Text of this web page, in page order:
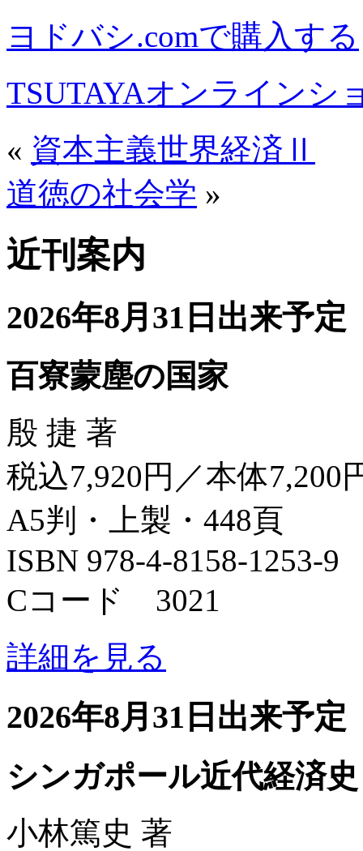
ヨドバシ.comで購入する
TSUTAYAオンラインシ
« 資本主義世界経済Ⅱ
道徳の社会学 »
近刊案内
2026年8月31日出来予定
百寮蒙塵の国家
殷 捷 著
税込7,920円／本体7,200
A5判・上製・448頁
ISBN 978-4-8158-1253-9
Cコード 3021
詳細を見る
2026年8月31日出来予定
シンガポール近代経済史
小林篤史 著